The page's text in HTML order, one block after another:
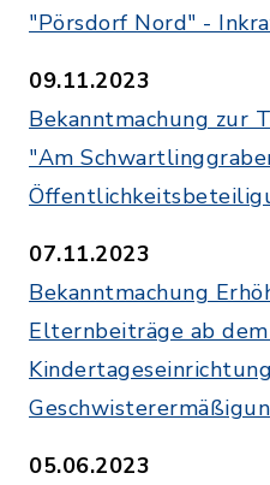
"Pörsdorf Nord" -
09.11.2023
Bekanntmachung zur
"Am
07.11.2023
Bekanntmachung
Elternbeiträge ab
05.06.2023